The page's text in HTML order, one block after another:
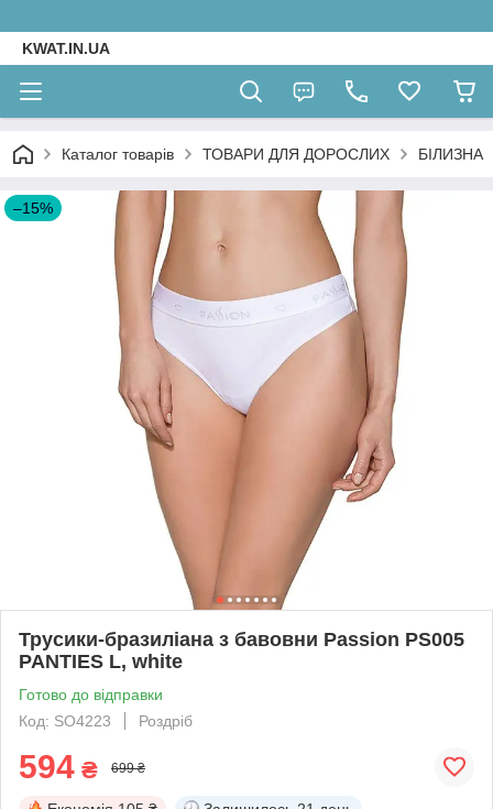
KWAT.IN.UA
Каталог товарів ТОВАРИ ДЛЯ ДОРОСЛИХ БІЛИЗНА
–15%
Трусики-бразиліана з бавовни Passion PS005
PANTIES L, white
Готово до відправки
Код: SO4223
Роздріб
594 ₴ 699 ₴